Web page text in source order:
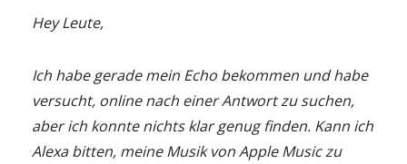
Hey Leute,
Ich habe gerade mein Echo bekommen und habe
versucht, online nach einer Antwort zu suchen,
aber ich konnte nichts klar genug finden. Kann ich
Alexa bitten, meine Musik von Apple Music zu